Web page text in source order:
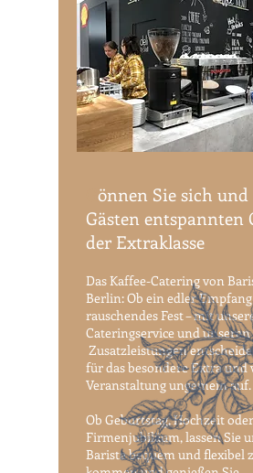
önnen Sie sich
Gästen entspannten
der Extraklasse
Das Kaffee-Catering von
Berlin: Ob ein edler
rauschendes Fest – mit
Cateringservice und unseren
Zusatzleistungen
für das besondere Extra
Veranstaltung ungemein auf.
Ob Geburtstag, Hochzeit oder
Firmenjubiläum, lassen Sie
Barista bequem und flexibel